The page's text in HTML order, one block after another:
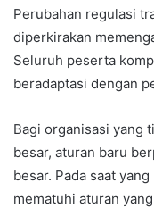
Perubahan regulasi
diperkirakan
Seluruh peserta
beradaptasi dengan
Bagi organisasi yang
besar, aturan baru
besar. Pada saat
mematuhi aturan